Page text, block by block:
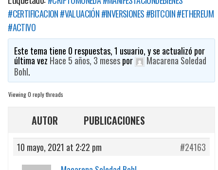
#CERTIFICACION #VALUACIÓN #INVERSIONES #BITCOIN #ETHEREUM
#ACTIVO
Este tema tiene 0 respuestas, 1 usuario, y se actualizó por
última vez Hace 5 años, 3 mesespor
Macarena Soledad
Bohl.
Viewing 0 reply threads
AUTOR PUBLICACIONES
10 mayo, 2021 at 2:22 pm
#24163